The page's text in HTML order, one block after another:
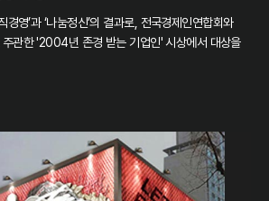
경영’과 ‘나눔정신’의 결과로, 전국경제인연합회와
주관한 '2004년 존경 받는 기업인' 시상에서 대상을